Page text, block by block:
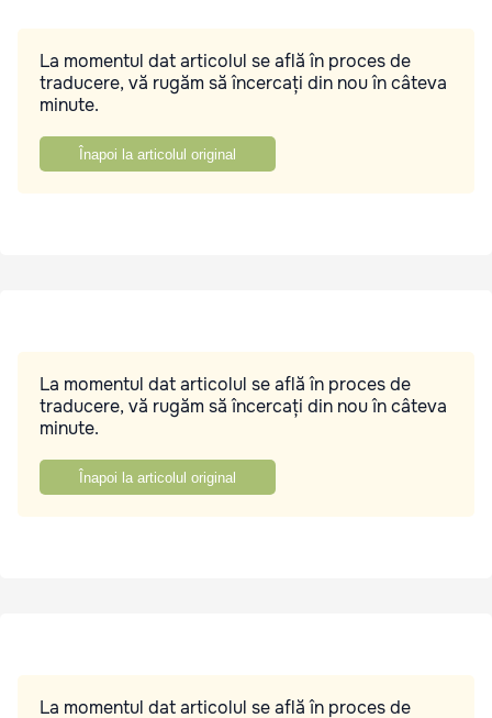
La momentul dat articolul se află în proces de
traducere, vă rugăm să încercați din nou în câteva
minute.
Înapoi la articolul original
La momentul dat articolul se află în proces de
traducere, vă rugăm să încercați din nou în câteva
minute.
Înapoi la articolul original
La momentul dat articolul se află în proces de